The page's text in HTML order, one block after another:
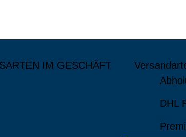
IM GESCHÄFT
DHL